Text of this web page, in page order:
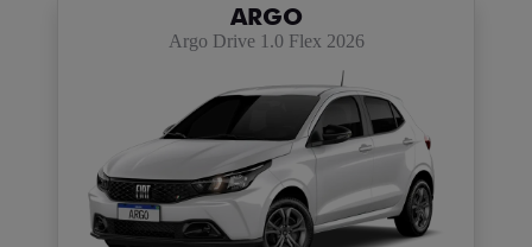
ARGO
Argo Drive 1.0 Flex 2026